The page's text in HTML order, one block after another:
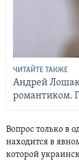
ЧИТАЙТЕ ТАКЖЕ
Андрей
романтиком.
Вопрос только в
находится в
которой